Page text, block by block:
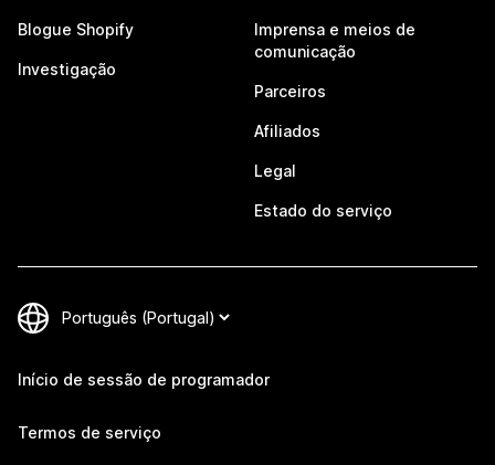
Blogue Shopify
Investigação
Imprensa e meios de
comunicação
Parceiros
Afiliados
Legal
Estado do serviço
Início de sessão de programador
Termos de serviço